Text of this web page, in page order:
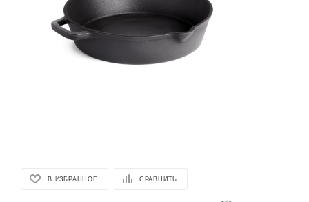
В ИЗБРАННОЕ СРАВНИТЬ